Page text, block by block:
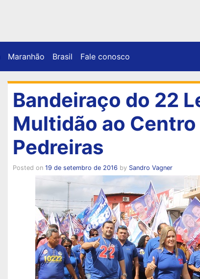
Maranhão Brasil Fale conosco
Bandeiraço do 22
Multidão ao Centro
Pedreiras
Posted on 19 de setembro de 2016 by Sandro Vagner